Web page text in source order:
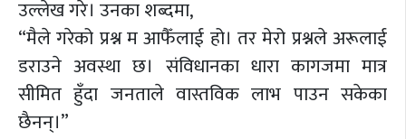
उल्लेख गरे। उनका शब्दमा,
“मैले गरेको प्रश्न म आफैँलाई हो। तर मेरो प्रश्नले अरूलाई
डराउने अवस्था छ। संविधानका धारा कागजमा मात्र
सीमित हुँदा जनताले वास्तविक लाभ पाउन सकेका
छैनन्।”